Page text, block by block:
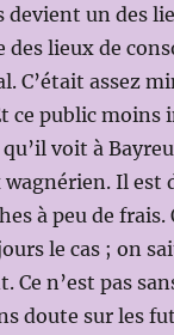
devient un des
des lieux de
C’était assez
ce public moins
qu’il voit à
Il est
à peu de frais.
le cas ; on
Ce n’est pas
doute sur les